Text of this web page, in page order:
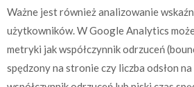
Ważne jest również analizowanie
użytkowników. W Google Analytics
metryki jak współczynnik odrzuceń
spędzony na stronie czy liczba odsłon